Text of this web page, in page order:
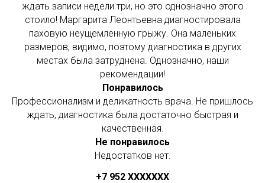
ждать записи недели три, но это однозначно этого
стоило! Маргарита Леонтьевна диагностировала
паховую неущемленную грыжу. Она маленьких
размеров, видимо, поэтому диагностика в других
местах была затруднена. Однозначно, наши
рекомендации!
Понравилось
Профессионализм и деликатность врача. Не пришлось
ждать, диагностика была достаточно быстрая и
качественная.
Не понравилось
Недостатков нет.
+7 952 ХХXXXXX